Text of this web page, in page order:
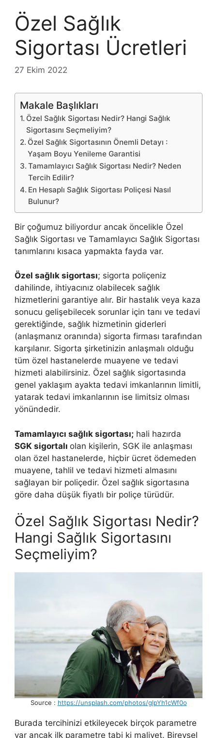
Özel Sağlık
Sigortası Ücretleri
27 Ekim 2022
Makale Başlıkları
Özel Sağlık Sigortası Nedir? Hangi Sağlık
Sigortasını Seçmeliyim?
Özel Sağlık Sigortasının Önemli Detayı :
Yaşam Boyu Yenileme Garantisi
Tamamlayıcı Sağlık Sigortası Nedir? Neden
Tercih Edilir?
En Hesaplı Sağlık Sigortası Poliçesi Nasıl
Bulunur?
Bir çoğumuz biliyordur ancak öncelikle Özel
Sağlık Sigortası ve Tamamlayıcı Sağlık Sigortası
tanımlarını kısaca yapmakta fayda var.
Özel sağlık sigortası; sigorta poliçeniz
dahilinde, ihtiyacınız olabilecek sağlık
hizmetlerini garantiye alır. Bir hastalık veya kaza
sonucu gelişebilecek sorunlar için tanı ve tedavi
gerektiğinde, sağlık hizmetinin giderleri
(anlaşmanız oranında) sigorta firması tarafından
karşılanır. Sigorta şirketinizin anlaşmalı olduğu
tüm özel hastanelerde muayene ve tedavi
hizmeti alabilirsiniz. Özel sağlık sigortasında
genel yaklaşım ayakta tedavi imkanlarının limitli,
yatarak tedavi imkanlarının ise limitsiz olması
yönündedir.
Tamamlayıcı sağlık sigortası; hali hazırda
SGK sigortalı olan kişilerin, SGK ile anlaşması
olan özel hastanelerde, hiçbir ücret ödemeden
muayene, tahlil ve tedavi hizmeti almasını
sağlayan bir poliçedir. Özel sağlık sigortasına
göre daha düşük fiyatlı bir poliçe türüdür.
Özel Sağlık Sigortası Nedir?
Hangi Sağlık Sigortasını
Seçmeliyim?
Source : https://unsplash.com/photos/glpYh1cWf0o
Burada tercihinizi etkileyecek birçok parametre
var ancak ilk parametre tabi ki maliyet. Bireysel